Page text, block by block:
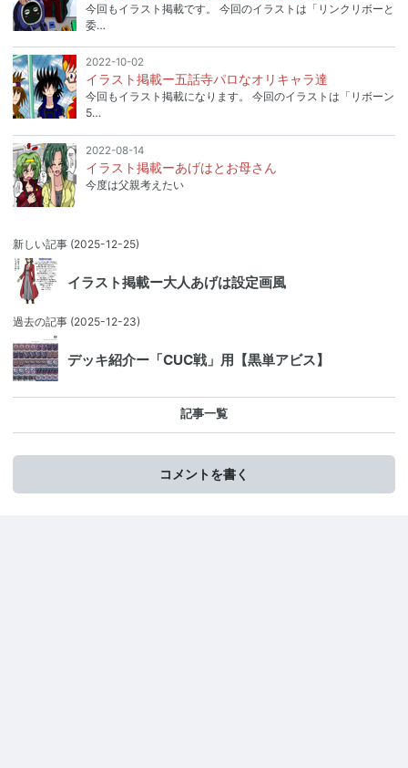
今回もイラスト掲載です。 今回のイラストは「リンクリボーと
委…
2022-10-02
イラスト掲載ー五話寺パロなオリキャラ達
今回もイラスト掲載になります。 今回のイラストは「リボーン
5…
2022-08-14
イラスト掲載ーあげはとお母さん
今度は父親考えたい
新しい記事 (2025-12-25)
イラスト掲載ー大人あげは設定画風
過去の記事 (2025-12-23)
デッキ紹介ー「CUC戦」用【黒単アビス】
記事一覧
コメントを書く